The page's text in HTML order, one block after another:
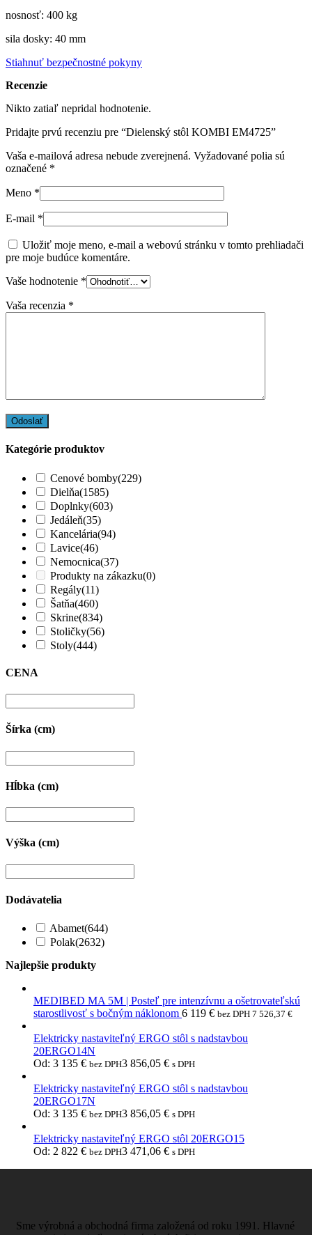
nosnosť: 400 kg
sila dosky: 40 mm
Stiahnuť bezpečnostné pokyny
Recenzie
Nikto zatiaľ nepridal hodnotenie.
Pridajte prvú recenziu pre “Dielenský stôl KOMBI EM4725”
Vaša e-mailová adresa nebude zverejnená. Vyžadované polia sú
označené *
Meno *
E-mail *
Uložiť moje meno, e-mail a webovú stránku v tomto prehliadači
pre moje budúce komentáre.
Vaše hodnotenie *
Vaša recenzia *
Kategórie produktov
Cenové bomby(229)
Dielňa(1585)
Doplnky(603)
Jedáleň(35)
Kancelária(94)
Lavice(46)
Nemocnica(37)
Produkty na zákazku(0)
Regály(11)
Šatňa(460)
Skrine(834)
Stoličky(56)
Stoly(444)
CENA
Šírka (cm)
Hĺbka (cm)
Výška (cm)
Dodávatelia
Abamet(644)
Polak(2632)
Najlepšie produkty
MEDIBED MA 5M | Posteľ pre intenzívnu a ošetrovateľskú
starostlivosť s bočným náklonom 6 119 € bez DPH 7 526,37 €
Elektricky nastaviteľný ERGO stôl s nadstavbou
20ERGO14N
Od: 3 135 € bez DPH3 856,05 € s DPH
Elektricky nastaviteľný ERGO stôl s nadstavbou
20ERGO17N
Od: 3 135 € bez DPH3 856,05 € s DPH
Elektricky nastaviteľný ERGO stôl 20ERGO15
Od: 2 822 € bez DPH3 471,06 € s DPH
Sme výrobná a obchodná firma založená od roku 1991. Hlavné